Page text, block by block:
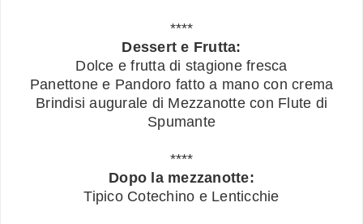
****
Dessert e Frutta:
Dolce e frutta di stagione fresca
Panettone e Pandoro fatto a mano con crema
Brindisi augurale di Mezzanotte con Flute di
Spumante
****
Dopo la mezzanotte:
Tipico Cotechino e Lenticchie